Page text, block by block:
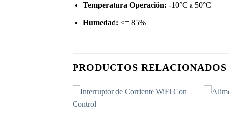
Temperatura Operación: -10°C a 50°C
Humedad: <= 85%
PRODUCTOS RELACIONADOS